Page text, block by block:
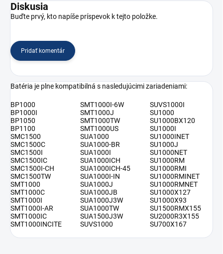
Diskusia
Buďte prvý, kto napíše príspevok k tejto položke.
Pridať komentár
Batéria je plne kompatibilná s nasledujúcimi zariadeniami:
BP1000
BP1000I
BP1050
BP1100
SMC1500
SMC1500C
SMC1500I
SMC1500IC
SMC1500I-CH
SMC1500TW
SMT1000
SMT1000C
SMT1000I
SMT1000I-AR
SMT1000IC
SMT1000INCITE
SMT1000I-6W
SMT1000J
SMT1000TW
SMT1000US
SUA1000
SUA1000-BR
SUA1000I
SUA1000ICH
SUA1000ICH-45
SUA1000I-IN
SUA1000J
SUA1000JB
SUA1000J3W
SUA1000TW
SUA1500J3W
SUVS1000
SUVS1000I
SU1000
SU1000BX120
SU1000I
SU1000INET
SU1000J
SU1000NET
SU1000RM
SU1000RMI
SU1000RMINET
SU1000RMNET
SU1000X127
SU1000X93
SU1500RMX155
SU2000R3X155
SU700X167